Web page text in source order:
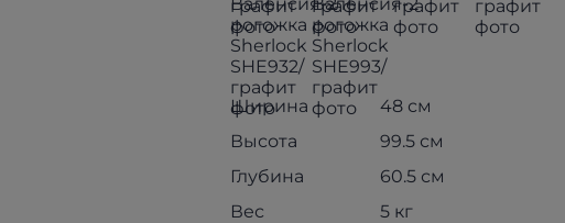
Ширина
48 см
Высота
99.5 см
Глубина
60.5 см
Вес
5 кг